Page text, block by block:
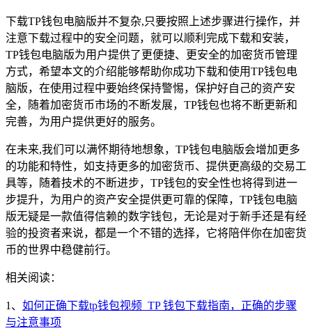
下载TP钱包电脑版并不复杂,只要按照上述步骤进行操作，并
注意下载过程中的安全问题，就可以顺利完成下载和安装，
TP钱包电脑版为用户提供了更便捷、更安全的加密货币管理
方式，希望本文的介绍能够帮助你成功下载和使用TP钱包电
脑版，在使用过程中要始终保持警惕，保护好自己的资产安
全，随着加密货币市场的不断发展，TP钱包也将不断更新和
完善，为用户提供更好的服务。
在未来,我们可以满怀期待地想象，TP钱包电脑版会增加更多
的功能和特性，如支持更多的加密货币、提供更高级的交易工
具等，随着技术的不断进步，TP钱包的安全性也将得到进一
步提升，为用户的资产安全提供更可靠的保障，TP钱包电脑
版无疑是一款值得信赖的数字钱包，无论是对于新手还是有经
验的投资者来说，都是一个不错的选择，它将陪伴你在加密货
币的世界中稳健前行。
相关阅读：
1、 如何正确下载tp钱包视频_TP 钱包下载指南，正确的步骤
与注意事项